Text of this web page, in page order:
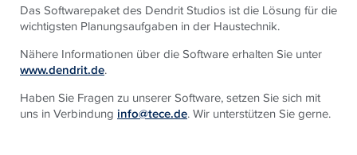
Das Softwarepaket des Dendrit Studios ist die Lösung für die
wichtigsten Planungsaufgaben in der Haustechnik.
Nähere Informationen über die Software erhalten Sie unter
www.dendrit.de.
Haben Sie Fragen zu unserer Software, setzen Sie sich mit
uns in Verbindung info@tece.de. Wir unterstützen Sie gerne.